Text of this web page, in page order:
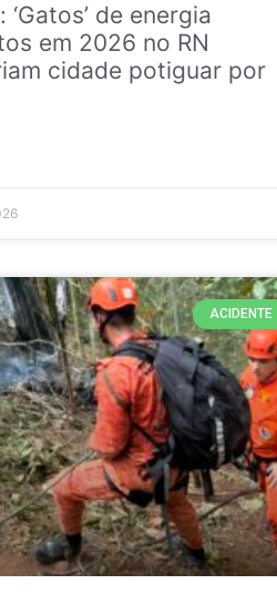
‘Gatos’ de energia
em 2026 no RN
cidade potiguar por
ACIDENTE